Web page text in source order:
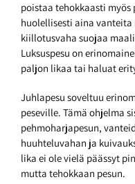
poistaa tehokkaasti myös
huolellisesti aina
kiillotusvaha suojaa
Luksuspesu on
paljon likaa tai haluat
Juhlapesu soveltuu
peseville. Tämä ohjelma
pehmoharjapesun,
huuhteluvahan ja
lika ei ole vielä päässyt
mutta tehokkaan pesun.